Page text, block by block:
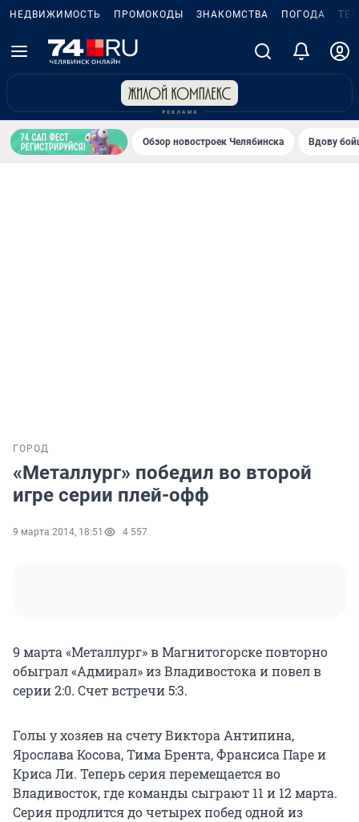
НЕДВИЖИМОСТЬ ПРОМОКОДЫ ЗНАКОМСТВА ПОГОДА
Обзор новостроек Челябинска Вдову
ГОРОД
«Металлург» победил во второй
игре серии плей-офф
9 марта 2014, 18:51 4 557
9 марта «Металлург» в Магнитогорске повторно
обыграл «Адмирал» из Владивостока и повел в
серии 2:0. Счет встречи 5:3.
Голы у хозяев на счету Виктора Антипина,
Ярослава Косова, Тима Брента, Франсиса Паре и
Криса Ли. Теперь серия перемещается во
Владивосток, где команды сыграют 11 и 12 марта.
Серия продлится до четырех побед одной из